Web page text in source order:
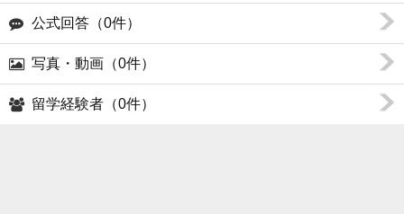
公式回答（0件）
写真・動画（0件）
留学経験者（0件）